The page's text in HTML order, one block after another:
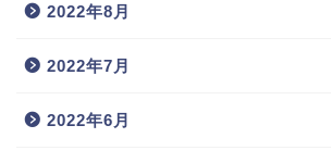
2022年8月
2022年7月
2022年6月